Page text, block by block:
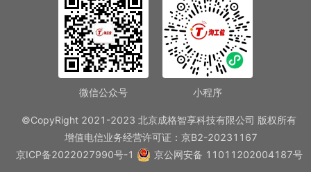
微信公众号 小程序
©CopyRight 2021-2023 北京成格智享科技有限公司 版权所有
增值电信业务经营许可证：京B2-20231167
京ICP备2022027990号-1
京公网安备 11011202004187号